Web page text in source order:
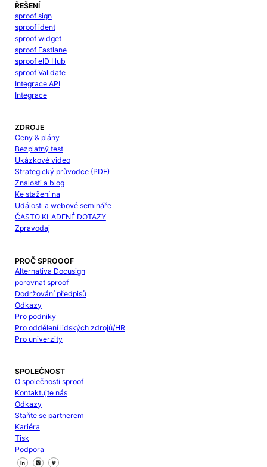
ŘEŠENÍ
sproof sign
sproof ident
sproof widget
sproof Fastlane
sproof eID Hub
sproof Validate
Integrace API
Integrace
ZDROJE
Ceny & plány
Bezplatný test
Ukázkové video
Strategický průvodce (PDF)
Znalosti a blog
Ke stažení na
Události a webové semináře
ČASTO KLADENÉ DOTAZY
Zpravodaj
PROČ SPROOOF
Alternativa Docusign
porovnat sproof
Dodržování předpisů
Odkazy
Pro podniky
Pro oddělení lidských zdrojů/HR
Pro univerzity
SPOLEČNOST
O společnosti sproof
Kontaktujte nás
Odkazy
Staňte se partnerem
Kariéra
Tisk
Podpora
Sledujte nás na Facebooku
Sledujte nás na X
Sledujte nás na LinkedIn